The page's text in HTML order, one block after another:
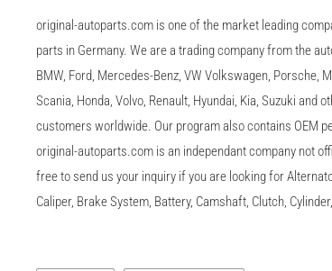
original-autoparts.com is one of the market leading
parts in Germany. We are a trading company from the
BMW, Ford, Mercedes-Benz, VW Volkswagen, Porsche,
Scania, Honda, Volvo, Renault, Hyundai, Kia, Suzuki
customers worldwide. Our program also contains OEM
original-autoparts.com is an independant company not
free to send us your inquiry if you are looking for
Caliper, Brake System, Battery, Camshaft, Clutch,